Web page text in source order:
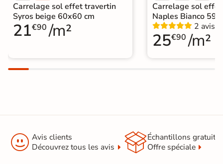
Carrelage sol effet travertin
Syros beige 60x60 cm
21€90 /m²
Carrelage sol
Naples Bianco
2 avis
25€90 /m²
 Avis clients
Découvrez tous les avis
Échantillons gratuit
Offre spéciale